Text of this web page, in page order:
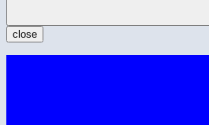
close